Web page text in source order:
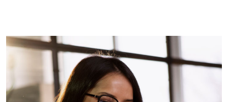
Imagem de capa